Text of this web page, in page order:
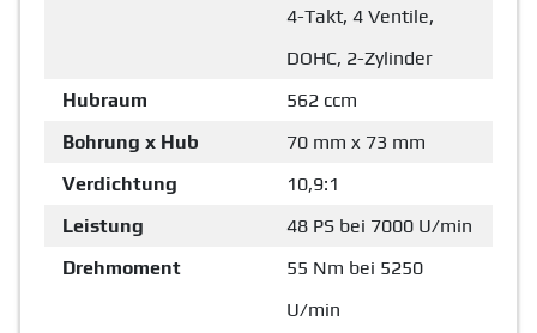
4-Takt, 4 Ventile,
DOHC, 2-Zylinder
Hubraum
562 ccm
Bohrung x Hub
70 mm x 73 mm
Verdichtung
10,9:1
Leistung
48 PS bei 7000 U/min
Drehmoment
55 Nm bei 5250
U/min